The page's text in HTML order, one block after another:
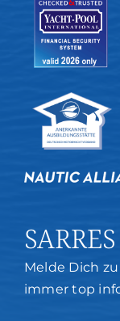
Melde Dich
immer top